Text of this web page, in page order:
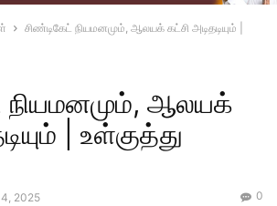
சிண்டிகேட் நியமனமும், ஆலயக் கட்சி அடிதடியும் |
நியமனமும், ஆலயக்
| உள்குத்து
2025 0